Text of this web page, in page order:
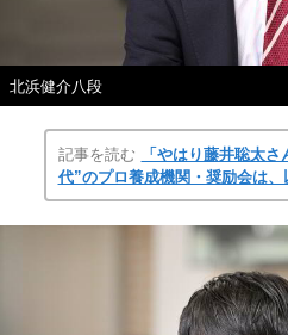
北浜健介八段
記事を読む
「やはり藤井聡太
代”のプロ養成機関・奨励会は